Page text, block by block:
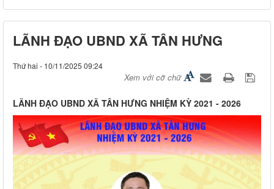
LÃNH ĐẠO UBND XÃ TÂN HƯNG
Thứ hai - 10/11/2025 09:24
Xem với cỡ chữ
LÃNH ĐẠO UBND XÃ TÂN HƯNG NHIỆM KỲ 2021 - 2026